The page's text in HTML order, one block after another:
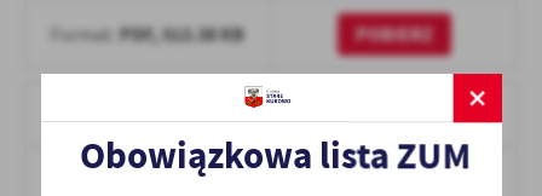
Format: PDF, 513.38 KB POBIERZ
Wzór oferty realizacji zadania publicznego
42.83 KB
Obowiązkowa lista ZUM